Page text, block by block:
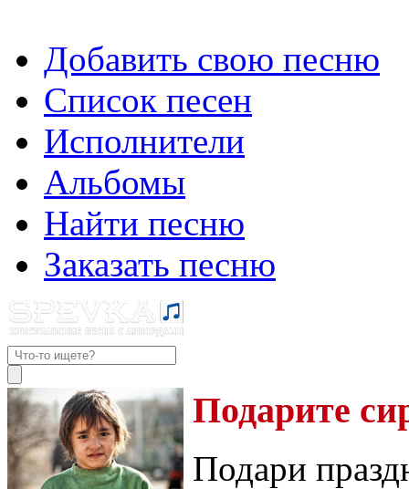
Добавить свою песню
Список песен
Исполнители
Альбомы
Найти песню
Заказать песню
Подарите
Подари